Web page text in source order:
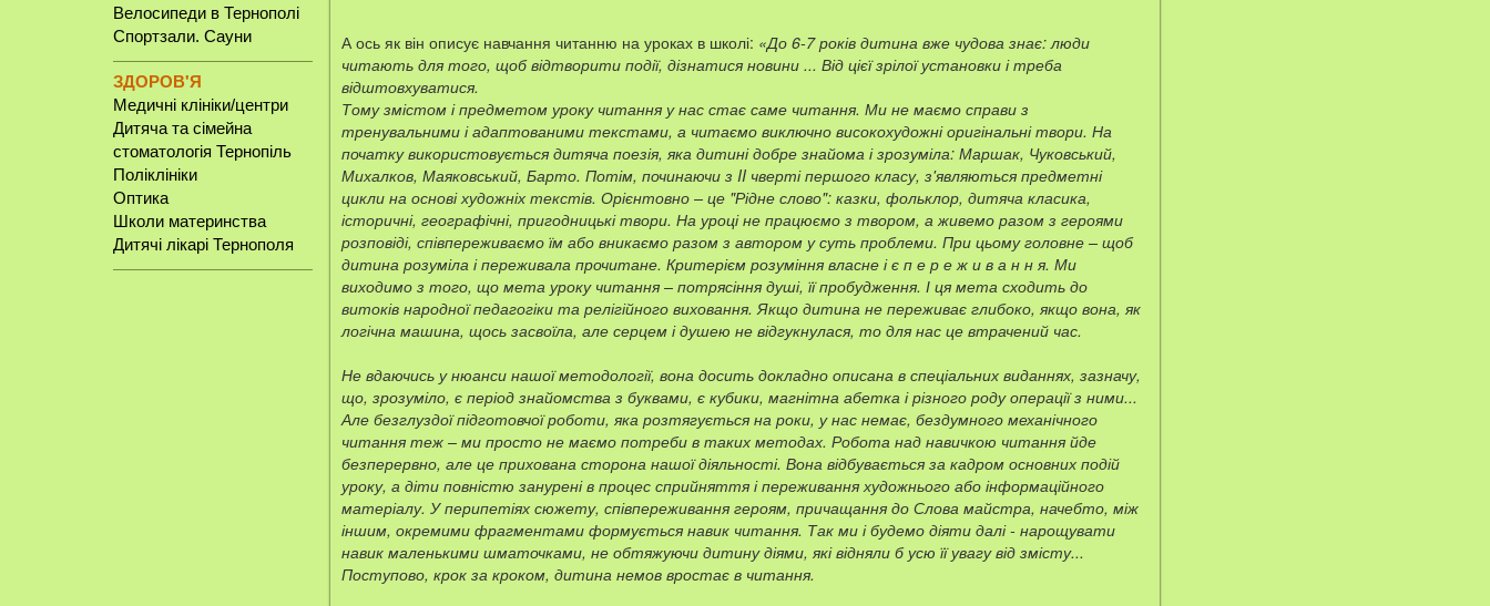
Велосипеди в Тернополі
Спортзали. Сауни
ЗДОРОВ'Я
Медичні клініки/центри
Дитяча та сімейна
стоматологія Тернопіль
Поліклініки
Оптика
Школи материнства
Дитячі лікарі Тернополя
А ось як він описує навчання читанню на уроках в школі: «До 6-7 років дитина вже чудова знає: люди
читають для того, щоб відтворити події, дізнатися новини ... Від цієї зрілої установки і треба
відштовхуватися.
Тому змістом і предметом уроку читання у нас стає саме читання. Ми не маємо справи з
тренувальними і адаптованими текстами, а читаємо виключно високохудожні оригінальні твори. На
початку використовується дитяча поезія, яка дитині добре знайома і зрозуміла: Маршак, Чуковський,
Михалков, Маяковський, Барто. Потім, починаючи з II чверті першого класу, з'являються предметні
цикли на основі художніх текстів. Орієнтовно – це "Рідне слово": казки, фольклор, дитяча класика,
історичні, географічні, пригодницькі твори. На уроці не працюємо з твором, а живемо разом з героями
розповіді, співпереживаємо їм або вникаємо разом з автором у суть проблеми. При цьому головне – щоб
дитина розуміла і переживала прочитане. Критерієм розуміння власне і є п е р е ж и в а н н я. Ми
виходимо з того, що мета уроку читання – потрясіння душі, її пробудження. І ця мета сходить до
витоків народної педагогіки та релігійного виховання. Якщо дитина не переживає глибоко, якщо вона, як
логічна машина, щось засвоїла, але серцем і душею не відгукнулася, то для нас це втрачений час.
Не вдаючись у нюанси нашої методології, вона досить докладно описана в спеціальних виданнях, зазначу,
що, зрозуміло, є період знайомства з буквами, є кубики, магнітна абетка і різного роду операції з ними...
Але безглуздої підготовчої роботи, яка розтягується на роки, у нас немає, бездумного механічного
читання теж – ми просто не маємо потреби в таких методах. Робота над навичкою читання йде
безперервно, але це прихована сторона нашої діяльності. Вона відбувається за кадром основних подій
уроку, а діти повністю занурені в процес сприйняття і переживання художнього або інформаційного
матеріалу. У перипетіях сюжету, співпереживання героям, причащання до Слова майстра, начебто, між
іншим, окремими фрагментами формується навик читання. Так ми і будемо діяти далі - нарощувати
навик маленькими шматочками, не обтяжуючи дитину діями, які відняли б усю її увагу від змісту...
Поступово, крок за кроком, дитина немов вростає в читання.